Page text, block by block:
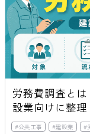
労務費調査と
設業向けに整理
#公共工事 #建設業 #